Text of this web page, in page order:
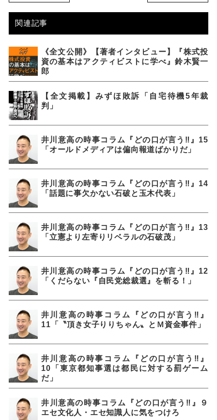
関連記事
《全文公開》【著者インタビュー】『株式投
資の基本はアクティビストに学べ』鈴木賢一
郎
【全文掲載】みずほ敗訴「自宅待機5年裁
判」
井川意高の時事コラム『どの口が言う‼』15
「オールドメディアは偏向報道ばかりだ」
井川意高の時事コラム『どの口が言う‼』14
「話題に事欠かない石破と玉木代表」
井川意高の時事コラム『どの口が言う‼』13
「立憲より左寄りリベラルの石破茂」
井川意高の時事コラム『どの口が言う‼』12
「くだらない『自民党総裁選』を斬る！」
井川意高の時事コラム『どの口が言う‼』
11「〝頂き女子りりちゃん〟とＭ資金事件」
井川意高の時事コラム『どの口が言う‼』
10「東京都知事選は都民に対する罰ゲーム
だ」
井川意高の時事コラム『どの口が言う‼』９
エセ文化人・エセ知識人に気をつけろ